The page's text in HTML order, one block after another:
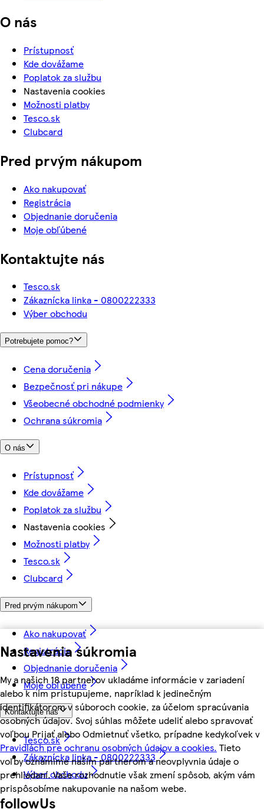
Nastavenia súkromia
My a našich 18 partnerov ukladáme informácie v zariadení
alebo k nim pristupujeme, napríklad k jedinečným
identifikátorom v súboroch cookie, za účelom spracúvania
osobných údajov. Svoj súhlas môžete udeliť alebo spravovať
voľbou Prijať alebo Odmietnuť všetko, prípadne kedykoľvek v
Pravidlách pre ochranu osobných údajov a cookies. Tieto
voľby oznámime našim partnerom a neovplyvnia údaje o
prehliadaní. Vaše rozhodnutie však zmení spôsob, akým vám
prispôsobíme nakupovanie na našom webe.
O nás
Prístupnosť
Kde dovážame
Poplatok za službu
Nastavenia cookies
Možnosti platby
Tesco.sk
Clubcard
Pred prvým nákupom
Ako nakupovať
Registrácia
Objednanie doručenia
Moje obľúbené
Kontaktujte nás
Tesco.sk
Zákaznícka linka - 0800222333
Výber obchodu
Potrebujete pomoc?
Cena doručenia
Bezpečnosť pri nákupe
Všeobecné obchodné podmienky
Ochrana súkromia
O nás
Prístupnosť
Kde dovážame
Poplatok za službu
Nastavenia cookies
Možnosti platby
Tesco.sk
Clubcard
Pred prvým nákupom
Ako nakupovať
Registrácia
Objednanie doručenia
Moje obľúbené
Kontaktujte nás
Tesco.sk
Zákaznícka linka - 0800222333
Výber obchodu
followUs